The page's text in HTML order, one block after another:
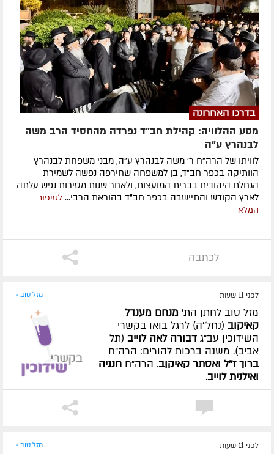
בדרכו האחרונה
מסע ההלוויה: קהילת חב"ד נפרדה מהחסיד הרב משה
לבנהרץ ע"ה
לוויתו של הרה"ח ר' משה לבנהרץ ע"ה, מבני משפחת לבנהרץ
הוותיקה בכפר חב"ד, בן למשפחה שחירפה נפשה לשמירת
הגחלת היהודית בברית המועצות, ולאחר שנות מסירות נפש עלתה
לארץ הקודש והתיישבה בכפר חב"ד בהוראת הרבי... לסיפור
המלא
לכתבה
לפני 11 שעות מזל טוב »
מזל טוב לחתן הת' מנחם מענדל
קאיקוב (נחל''ה) לרגל בואו בקשרי
השידוכין עב"ג דבורה לאה לוייב (תל
אביב). משנה ברכות להורים: הרה"ח
ברוך ז''ל ואסתר קאיקןב. הרה"ח חנניה
ואילנית לוייב.
לפני 11 שעות מזל טוב »